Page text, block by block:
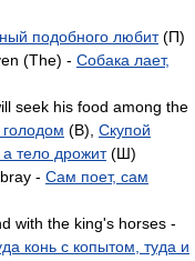
подобного любит(П)
(The) - Собака лает,
seek his food among the
(B), Скупой
тело дрожит(Ш)
- Сам поет, сам
with the king's horses -
конь с копытом, туда и